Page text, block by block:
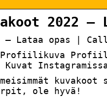
2022 –
– Lataa opas |
Profiilikuva
kuvakoot
ole hyvä!